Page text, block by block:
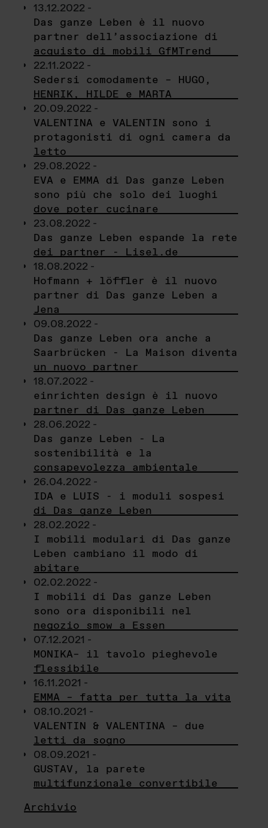
13.12.2022 -
Das ganze Leben è il nuovo
partner dell’associazione di
acquisto di mobili GfMTrend
22.11.2022 -
Sedersi comodamente – HUGO,
HENRIK, HILDE e MARTA
20.09.2022 -
VALENTINA e VALENTIN sono i
protagonisti di ogni camera da
letto
29.08.2022 -
EVA e EMMA di Das ganze Leben
sono più che solo dei luoghi
dove poter cucinare
23.08.2022 -
Das ganze Leben espande la rete
dei partner - Lisel.de
18.08.2022 -
Hofmann + löffler è il nuovo
partner di Das ganze Leben a
Jena
09.08.2022 -
Das ganze Leben ora anche a
Saarbrücken - La Maison diventa
un nuovo partner
18.07.2022 -
einrichten design è il nuovo
partner di Das ganze Leben
28.06.2022 -
Das ganze Leben - La
sostenibilità e la
consapevolezza ambientale
26.04.2022 -
IDA e LUIS - i moduli sospesi
di Das ganze Leben
28.02.2022 -
I mobili modulari di Das ganze
Leben cambiano il modo di
abitare
02.02.2022 -
I mobili di Das ganze Leben
sono ora disponibili nel
negozio smow a Essen
07.12.2021 -
MONIKA– il tavolo pieghevole
flessibile
16.11.2021 -
EMMA – fatta per tutta la vita
08.10.2021 -
VALENTIN & VALENTINA – due
letti da sogno
08.09.2021 -
GUSTAV, la parete
multifunzionale convertibile
Archivio